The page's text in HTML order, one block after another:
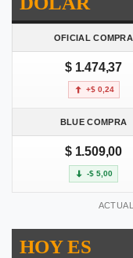
OFICIAL COMPRA
$ 1.474,37
+$ 0,24
BLUE COMPRA
$ 1.509,00
-$ 5,00
HOY ES